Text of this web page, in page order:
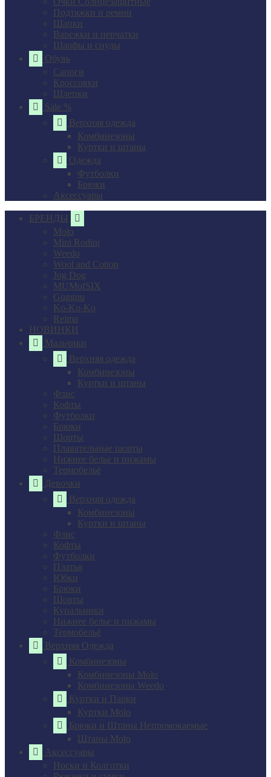
Подтяжки и ремни
Шапки
Варежки и перчатки
Шарфы и снуды
Обувь
Сапоги
Кроссовки
Шлепки
Sale %
Верхняя одежда
Комбинезоны
Куртки и штаны
Одежда
Футболки
Брюки
Аксессуары
БРЕНДЫ
Molo
Mini Rodini
Weedo
Wool and Cotton
Jog Dog
MUMofSIX
Gugguu
Ko-Ko-Ko
Reima
НОВИНКИ
Мальчики
Верхняя одежда
Комбинезоны
Куртки и штаны
Флис
Кофты
Футболки
Брюки
Шорты
Плавательные шорты
Нижнее белье и пижамы
Термобельё
Девочки
Верхняя одежда
Комбинезоны
Куртки и штаны
Флис
Кофты
Футболки
Платья
Юбки
Брюки
Шорты
Купальники
Нижнее белье и пижамы
Термобельё
Верхняя Одежда
Комбинезоны
Комбинезоны Molo
Комбинезоны Weedo
Куртки и Парки
Куртки Molo
Брюки и Штаны Непромокаемые
Штаны Molo
Аксессуары
Носки и Колготки